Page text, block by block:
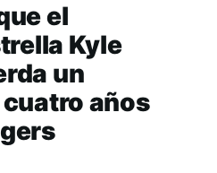
el
Kyle
un
años